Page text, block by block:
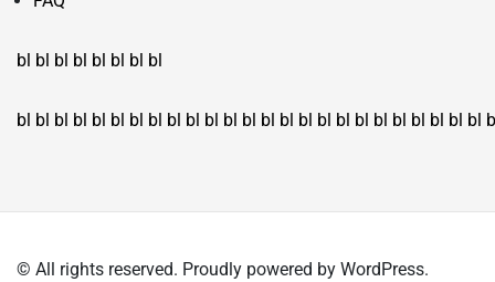
bl bl bl bl bl bl bl bl
bl bl bl bl bl bl bl bl bl bl bl bl bl bl bl bl bl bl bl bl bl bl bl bl bl
© All rights reserved. Proudly powered by WordPress.